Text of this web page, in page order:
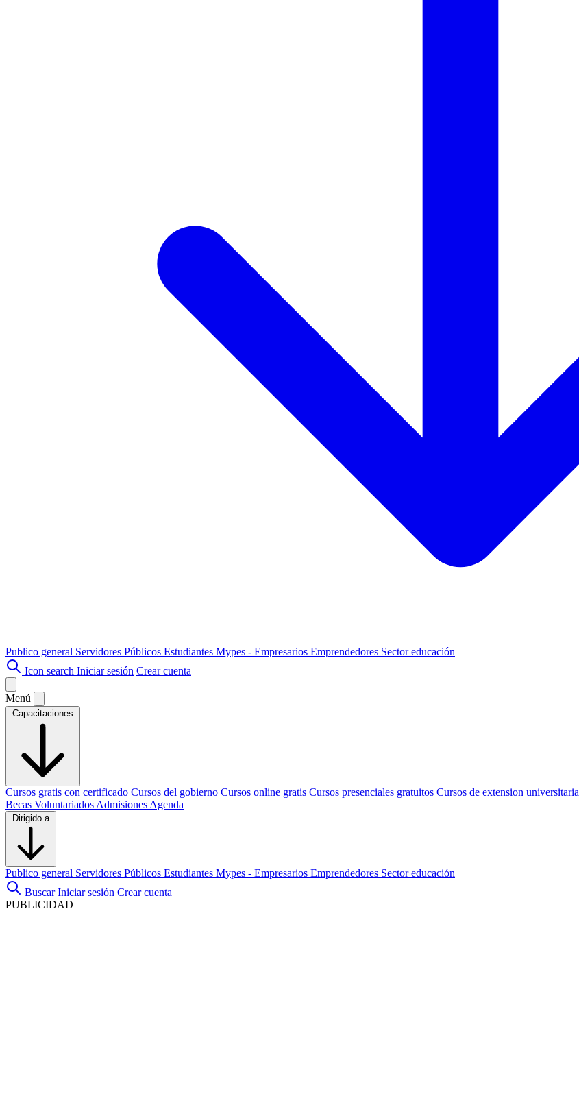
Publico general Servidores Públicos Estudiantes Mypes - Empresarios Emprendedores Sector educación
Icon search Iniciar sesión Crear cuenta
Menú
Capacitaciones
Cursos gratis con certificado Cursos del gobierno Cursos online gratis Cursos presenciales gratuitos Cursos de extension universitaria
Becas Voluntariados Admisiones Agenda
Dirigido a
Publico general Servidores Públicos Estudiantes Mypes - Empresarios Emprendedores Sector educación
Buscar Iniciar sesión Crear cuenta
PUBLICIDAD